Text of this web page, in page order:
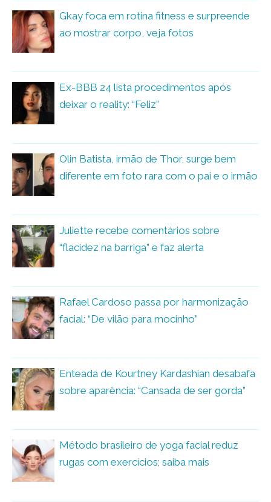
Gkay foca em rotina fitness e surpreende
ao mostrar corpo, veja fotos
Ex-BBB 24 lista procedimentos após
deixar o reality: “Feliz”
Olin Batista, irmão de Thor, surge bem
diferente em foto rara com o pai e o irmão
Juliette recebe comentários sobre
“flacidez na barriga” e faz alerta
Rafael Cardoso passa por harmonização
facial: “De vilão para mocinho”
Enteada de Kourtney Kardashian desabafa
sobre aparência: “Cansada de ser gorda”
Método brasileiro de yoga facial reduz
rugas com exercícios; saiba mais